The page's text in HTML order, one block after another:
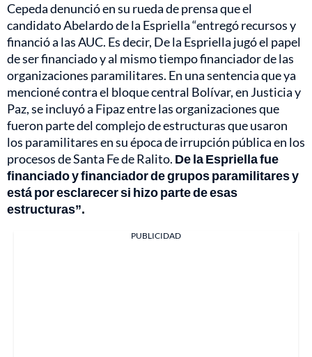
Cepeda denunció en su rueda de prensa que el
candidato Abelardo de la Espriella “entregó recursos y
financió a las AUC. Es decir, De la Espriella jugó el papel
de ser financiado y al mismo tiempo financiador de las
organizaciones paramilitares. En una sentencia que ya
mencioné contra el bloque central Bolívar, en Justicia y
Paz, se incluyó a Fipaz entre las organizaciones que
fueron parte del complejo de estructuras que usaron
los paramilitares en su época de irrupción pública en los
procesos de Santa Fe de Ralito. De la Espriella fue
financiado y financiador de grupos paramilitares y
está por esclarecer si hizo parte de esas
estructuras”.
PUBLICIDAD